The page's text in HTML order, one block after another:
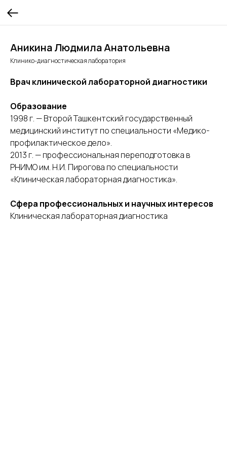
Аникина Людмила Анатольевна
Клинико-диагностическая лаборатория
Врач клинической лабораторной диагностики
Образование
1998 г. — Второй Ташкентский государственный
медицинский институт по специальности «Медико-
профилактическое дело».
2013 г. — профессиональная переподготовка в
РНИМО им. Н.И. Пирогова по специальности
«Клиническая лабораторная диагностика».
Сфера профессиональных и научных интересов
Клиническая лабораторная диагностика